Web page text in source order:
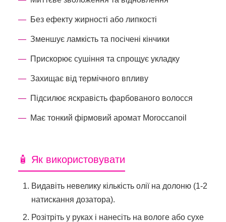
Без ефекту жирності або липкості
Зменшує ламкість та посічені кінчики
Прискорює сушіння та спрощує укладку
Захищає від термічного впливу
Підсилює яскравість фарбованого волосся
Має тонкий фірмовий аромат Moroccanoil
🧴 Як використовувати
Видавіть невелику кількість олії на долоню (1-2
натискання дозатора).
Розітріть у руках і нанесіть на вологе або сухе